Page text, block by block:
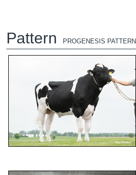
Pattern PROGENESIS PATTERN